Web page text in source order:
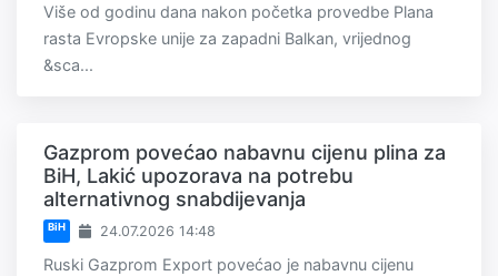
Više od godinu dana nakon početka provedbe Plana
rasta Evropske unije za zapadni Balkan, vrijednog
&sca...
Gazprom povećao nabavnu cijenu plina za
BiH, Lakić upozorava na potrebu
alternativnog snabdijevanja
BiH 24.07.2026 14:48
Ruski Gazprom Export povećao je nabavnu cijenu